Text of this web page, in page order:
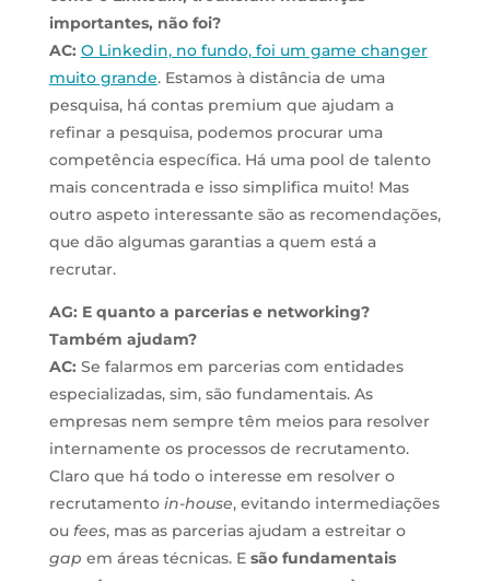
importantes, não foi?
AC: O Linkedin, no fundo, foi um game changer
muito grande. Estamos à distância de uma
pesquisa, há contas premium que ajudam a
refinar a pesquisa, podemos procurar uma
competência específica. Há uma pool de talento
mais concentrada e isso simplifica muito! Mas
outro aspeto interessante são as recomendações,
que dão algumas garantias a quem está a
recrutar.
AG: E quanto a parcerias e networking?
Também ajudam?
AC: Se falarmos em parcerias com entidades
especializadas, sim, são fundamentais. As
empresas nem sempre têm meios para resolver
internamente os processos de recrutamento.
Claro que há todo o interesse em resolver o
recrutamento in-house, evitando intermediações
ou fees, mas as parcerias ajudam a estreitar o
gap em áreas técnicas. E são fundamentais